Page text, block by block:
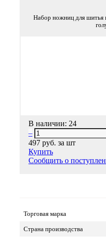
Набор ножниц для шитья
В наличии: 24
–
497 руб. за шт
Купить
Сообщить о
Торговая марка
Страна производства